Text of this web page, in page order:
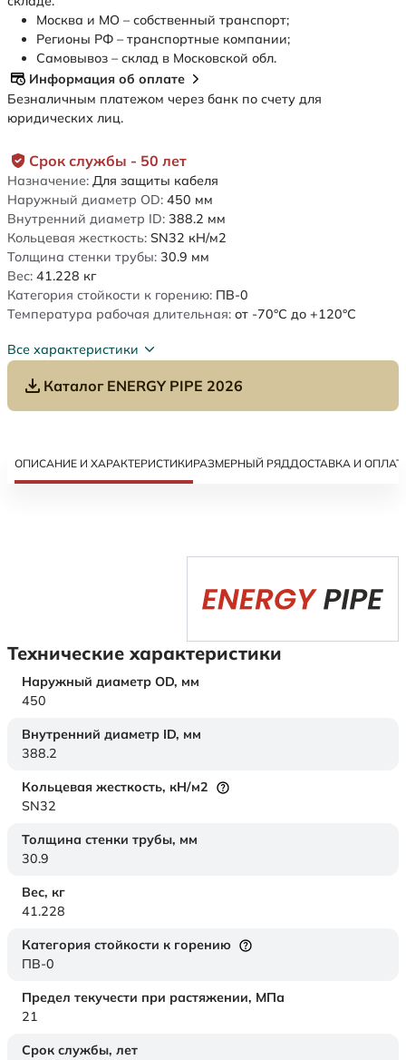
Срок службы - 50 лет
Назначение: Для защиты кабеля
Наружный диаметр OD: 450 мм
Внутренний диаметр ID: 388.2 мм
Кольцевая жесткость: SN32 кН/м2
Толщина стенки трубы: 30.9 мм
Вес: 41.228 кг
Категория стойкости к горению: ПВ-0
Температура рабочая длительная: от -70°C до +120°C
Все характеристики
Каталог ENERGY PIPE 2026
Москва и МО – собственный транспорт;
Регионы РФ – транспортные компании;
Самовывоз – склад в Московской обл.
Информация об оплате
Безналичным платежом через банк по счету для
юридических лиц.
ОПИСАНИЕ И ХАРАКТЕРИСТИКИРАЗМЕРНЫЙ РЯДДОСТАВКА И
Технические характеристики
Наружный диаметр OD, мм
450
Внутренний диаметр ID, мм
388.2
Кольцевая жесткость, кН/м2
SN32
Толщина стенки трубы, мм
30.9
Вес, кг
41.228
Категория стойкости к горению
ПВ-0
Предел текучести при растяжении, МПа
21
Срок службы, лет